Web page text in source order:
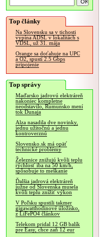
Top články
Na Slovensku sa v tichosti
vypína ADSL v lokalitách s
VDSL, už 31. mája
Orange sa doťahuje na UPC
a O2, spustí 2.5 Gbps
pripojenie
Top správy
Maďarsko jadrovú elektráreň
nakoniec kompletne
neodstavilo, Rumunsko mení
tok Dunaja
Alza nasadila dve novinky,
jednu užitočnú a jednu
kontroverznú
Slovensko.sk má opäť
technické problémy
Železnice znižujú kvôli teplu
rýchlosť iba na 50 km/h,
spôsobuje to meškanie
Ďalšia jadrová elektráreň
južne od Slovenska musela
kvôli teplu znížiť výkon
V Poľsku spustili takmer
gigawatthodinové úložisko,
z LiFePO4 článkov
Telekom pridal 12 GB balík
pre Easy, chce zaň 12 eur